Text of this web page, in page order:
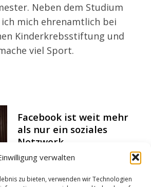
verwalten
zu bieten, verwenden wir Technologien
Neben dem Studium
mich ehrenamtlich bei
Kinderkrebsstiftung und
viel Sport.
Facebook ist weit mehr
als nur ein soziales
Netzwerk